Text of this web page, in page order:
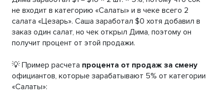
не входит в категорию «Салаты» и в чеке всего 2
салата «Цезарь». Саша заработал $0 хотя добавил в
заказ один салат, но чек открыл Дима, поэтому он
получит процент от этой продажи.
💡 Пример расчета процента от продаж за смену
официантов, которые зарабатывают 5% от категории
«Салаты»: